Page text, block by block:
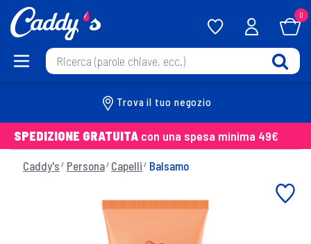
0
Trova il tuo negozio
SPEDIZIONE GRATUITA con una spesa minima 49€
Caddy's Persona Capelli Balsamo